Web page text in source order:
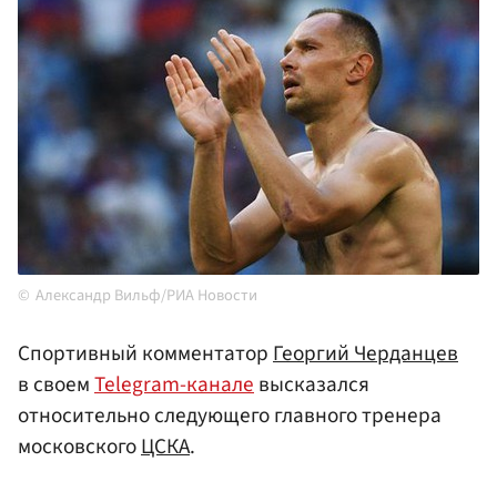
Александр Вильф/РИА Новости
Спортивный комментаторГеоргий Черданцев
в своемTelegram-каналевысказался
относительно следующего главного тренера
московскогоЦСКА.